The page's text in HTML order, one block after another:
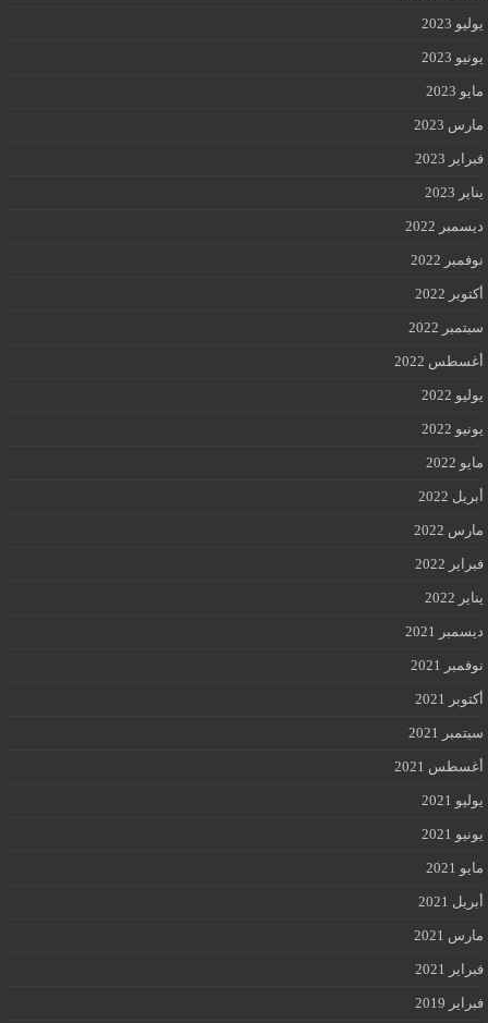
يوليو 2023
يونيو 2023
مايو 2023
مارس 2023
فبراير 2023
يناير 2023
ديسمبر 2022
نوفمبر 2022
أكتوبر 2022
سبتمبر 2022
أغسطس 2022
يوليو 2022
يونيو 2022
مايو 2022
أبريل 2022
مارس 2022
فبراير 2022
يناير 2022
ديسمبر 2021
نوفمبر 2021
أكتوبر 2021
سبتمبر 2021
أغسطس 2021
يوليو 2021
يونيو 2021
مايو 2021
أبريل 2021
مارس 2021
فبراير 2021
فبراير 2019